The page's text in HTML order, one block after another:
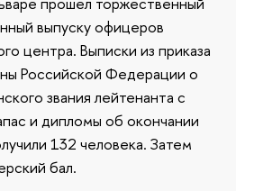
выпуску офицеров
центра. Выписки из приказа
Российской Федерации о
звания лейтенанта с
и дипломы об окончании
132 человека. Затем
бал.